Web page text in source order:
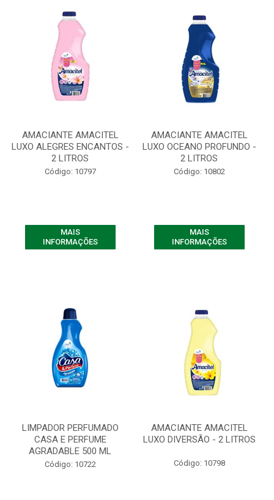
AMACIANTE AMACITEL
LUXO ALEGRES ENCANTOS -
2 LITROS
Código: 10797
MAIS
INFORMAÇÕES
AMACIANTE AMACITEL
LUXO OCEANO PROFUNDO -
2 LITROS
Código: 10802
MAIS
INFORMAÇÕES
LIMPADOR PERFUMADO
CASA E PERFUME
AGRADABLE 500 ML
Código: 10722
AMACIANTE AMACITEL
LUXO DIVERSÃO - 2 LITROS
Código: 10798